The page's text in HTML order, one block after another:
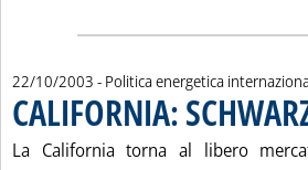
22/10/2003 - Politica energetica
CALIFORNIA:
La California torna al libero